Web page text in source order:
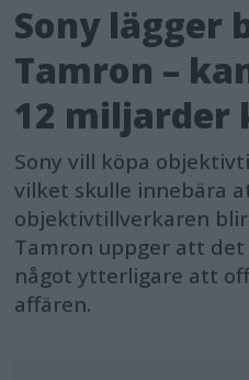
Sony lägger
Tamron –
12 miljarder
Sony vill köpa
vilket skulle innebära
objektivtillverkaren blir
Tamron uppger att
något ytterligare att
affären.